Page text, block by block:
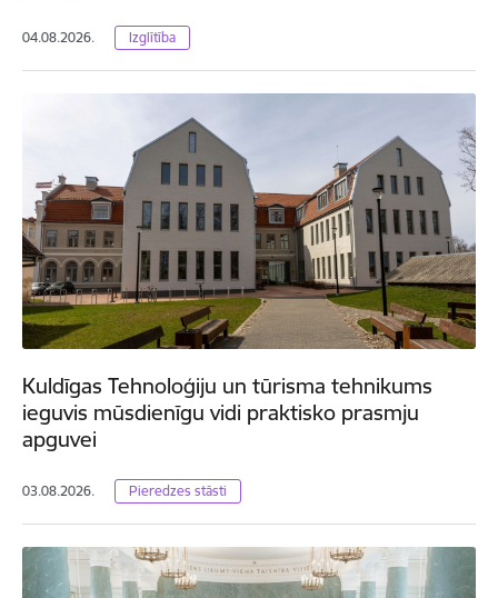
04.08.2026. Izglītība
Kuldīgas Tehnoloģiju un tūrisma tehnikums
ieguvis mūsdienīgu vidi praktisko prasmju
apguvei
03.08.2026. Pieredzes stāsti